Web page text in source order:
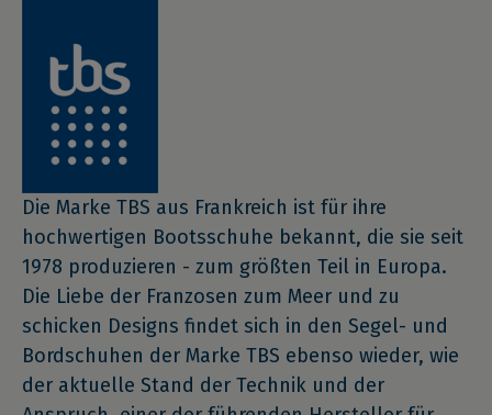
Die Marke TBS aus Frankreich ist für ihre
hochwertigen Bootsschuhe bekannt, die sie seit
1978 produzieren - zum größten Teil in Europa.
Die Liebe der Franzosen zum Meer und zu
schicken Designs findet sich in den Segel- und
Bordschuhen der Marke TBS ebenso wieder, wie
der aktuelle Stand der Technik und der